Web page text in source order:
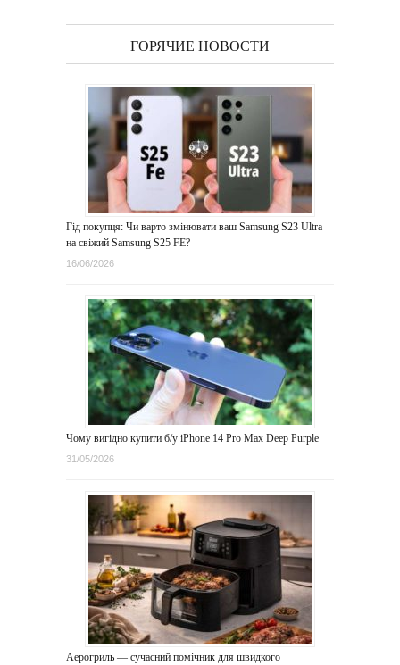
ГОРЯЧИЕ НОВОСТИ
Гід покупця: Чи варто змінювати ваш Samsung S23 Ultra
на свіжий Samsung S25 FE?
16/06/2026
Чому вигідно купити б/у iPhone 14 Pro Max Deep Purple
31/05/2026
Аерогриль — сучасний помічник для швидкого